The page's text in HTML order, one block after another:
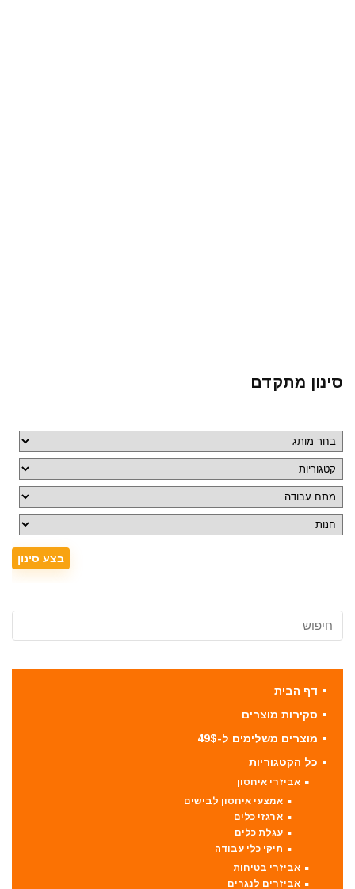
סינון מתקדם
דף הבית
סקירות מוצרים
מוצרים משלימים ל-49$
כל הקטגוריות
אביזרי איחסון
אמצעי איחסון לבישים
ארגזי כלים
עגלת כלים
תיקי כלי עבודה
אביזרי בטיחות
אביזרים לנגרים